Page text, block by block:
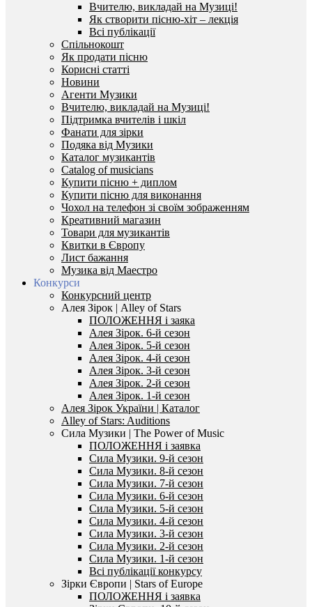
Вчителю, викладай на Музиці!
Як створити пісню-хіт – лекція
Всі публікації
Спільнокошт
Як продати пісню
Корисні статті
Новини
Агенти Музики
Вчителю, викладай на Музиці!
Підтримка вчителів і шкіл
Фанати для зірки
Подяка від Музики
Каталог музикантів
Catalog of musicians
Купити пісню + диплом
Купити пісню для виконання
Чохол на телефон зі своїм зображенням
Креативний магазин
Товари для музикантів
Квитки в Європу
Лист бажання
Музика від Маестро
Конкурси
Конкурсний центр
Алея Зірок | Alley of Stars
ПОЛОЖЕННЯ і заяка
Алея Зірок. 6-й сезон
Алея Зірок. 5-й сезон
Алея Зірок. 4-й сезон
Алея Зірок. 3-й сезон
Алея Зірок. 2-й сезон
Алея Зірок. 1-й сезон
Алея Зірок України | Каталог
Alley of Stars: Auditions
Сила Музики | The Power of Music
ПОЛОЖЕННЯ і заявка
Сила Музики. 9-й сезон
Сила Музики. 8-й сезон
Сила Музики. 7-й сезон
Сила Музики. 6-й сезон
Сила Музики. 5-й сезон
Сила Музики. 4-й сезон
Сила Музики. 3-й сезон
Сила Музики. 2-й сезон
Сила Музики. 1-й сезон
Всі публікації конкурсу
Зірки Європи | Stars of Europe
ПОЛОЖЕННЯ і заявка